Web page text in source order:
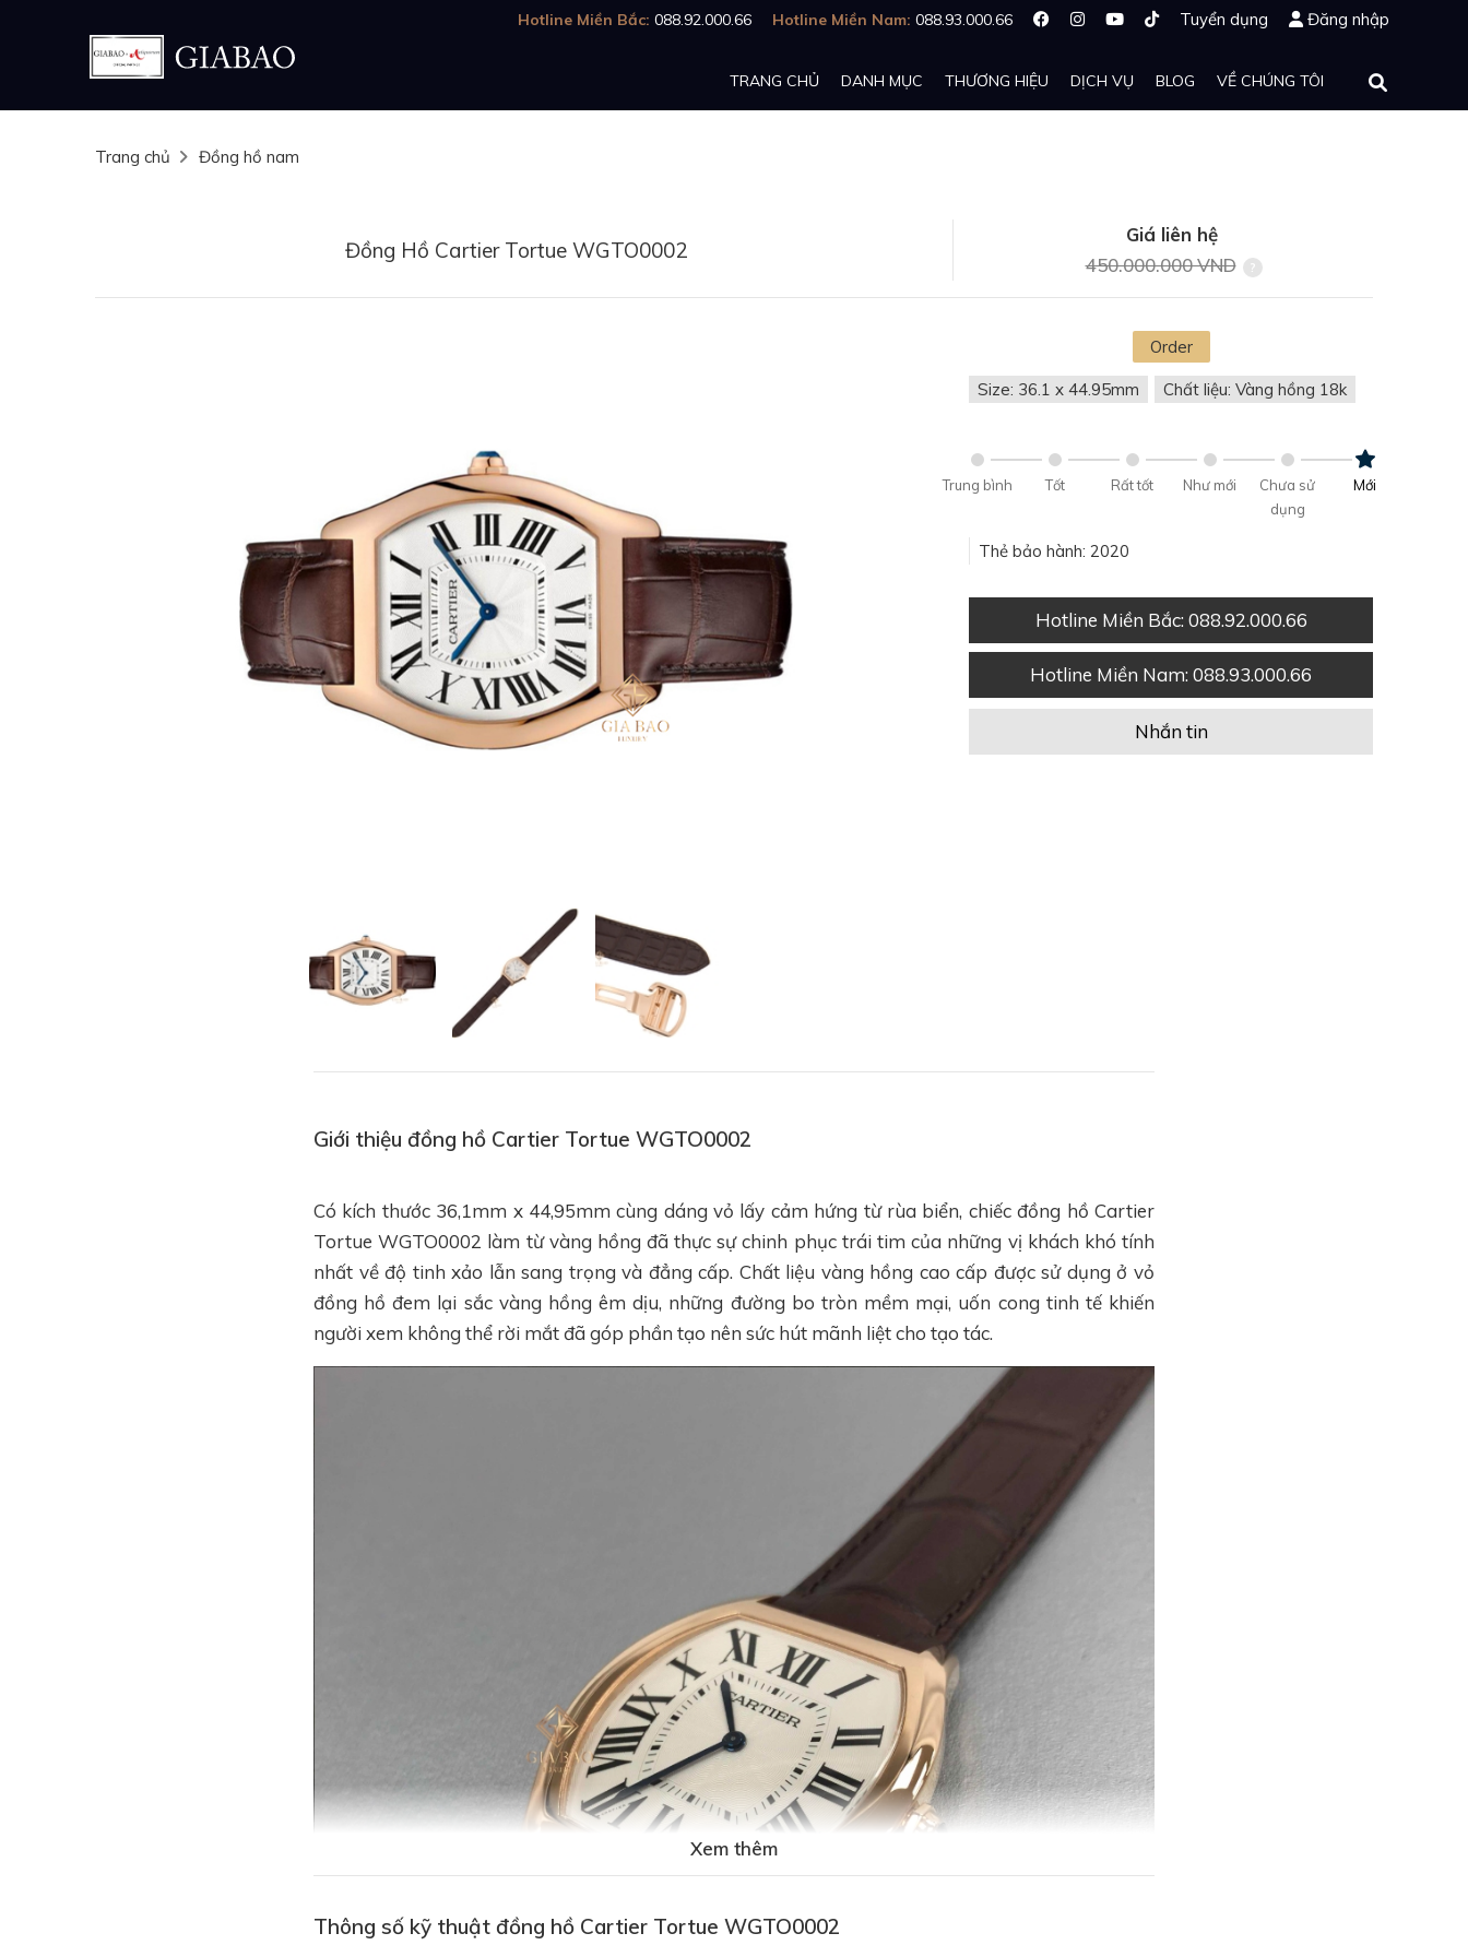
Hotline Miền Bắc: 088.92.000.66 Hotline Miền Nam: 088.93.000.66 Tuyển dụng Đăng nhập
TRANG CHỦ DANH MỤC THƯƠNG HIỆU DỊCH VỤ BLOG VỀ CHÚNG TÔI
Trang chủ Đồng hồ nam
Đồng Hồ Cartier Tortue WGTO0002
Giá liên hệ
450.000.000 VND
Order
Size: 36.1 x 44.95mm Chất liệu: Vàng hồng 18k
Trung bình Tốt Rất tốt Như mới
Chưa sử
dụng
Mới
Thẻ bảo hành: 2020
Hotline Miền Bắc: 088.92.000.66
Hotline Miền Nam: 088.93.000.66
Nhắn tin
Giới thiệu đồng hồ Cartier Tortue WGTO0002
Có kích thước 36,1mm x 44,95mm cùng dáng vỏ lấy cảm hứng từ rùa biển, chiếc đồng hồ Cartier
Tortue WGTO0002 làm từ vàng hồng đã thực sự chinh phục trái tim của những vị khách khó tính
nhất về độ tinh xảo lẫn sang trọng và đẳng cấp. Chất liệu vàng hồng cao cấp được sử dụng ở vỏ
đồng hồ đem lại sắc vàng hồng êm dịu, những đường bo tròn mềm mại, uốn cong tinh tế khiến
người xem không thể rời mắt đã góp phần tạo nên sức hút mãnh liệt cho tạo tác.
Xem thêm
Thông số kỹ thuật đồng hồ Cartier Tortue WGTO0002